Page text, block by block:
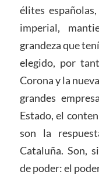
élites
imperial,
grandeza que
elegido, por
Corona y la
grandes
Estado, el
son la
Cataluña. Son,
de poder: el